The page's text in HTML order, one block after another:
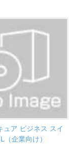
ュア ビジネス スイ
企業向け）